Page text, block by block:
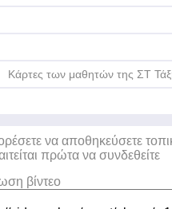
Κάρτες των μαθητών της ΣΤ
να αποθηκεύσετε
πρώτα να συνδεθείτε
βίντεο